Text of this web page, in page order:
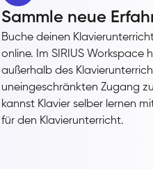
Sammle neue
Buche deinen
online. Im SIRIUS Workspace
außerhalb des
uneingeschränkten Zugang
kannst Klavier selber lernen
für den Klavierunterricht.